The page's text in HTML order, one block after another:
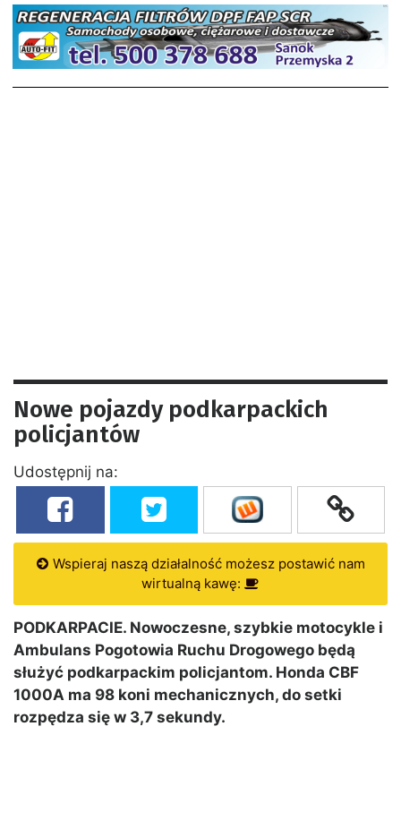
Nowe pojazdy podkarpackich
policjantów
Udostępnij na:
Wspieraj naszą działalność możesz postawić nam
wirtualną kawę:
PODKARPACIE. Nowoczesne, szybkie motocykle i
Ambulans Pogotowia Ruchu Drogowego będą
służyć podkarpackim policjantom. Honda CBF
1000A ma 98 koni mechanicznych, do setki
rozpędza się w 3,7 sekundy.